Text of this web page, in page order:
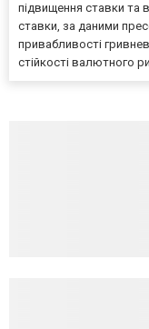
підвищення ставки та
ставки, за даними
привабливості
стійкості валютного